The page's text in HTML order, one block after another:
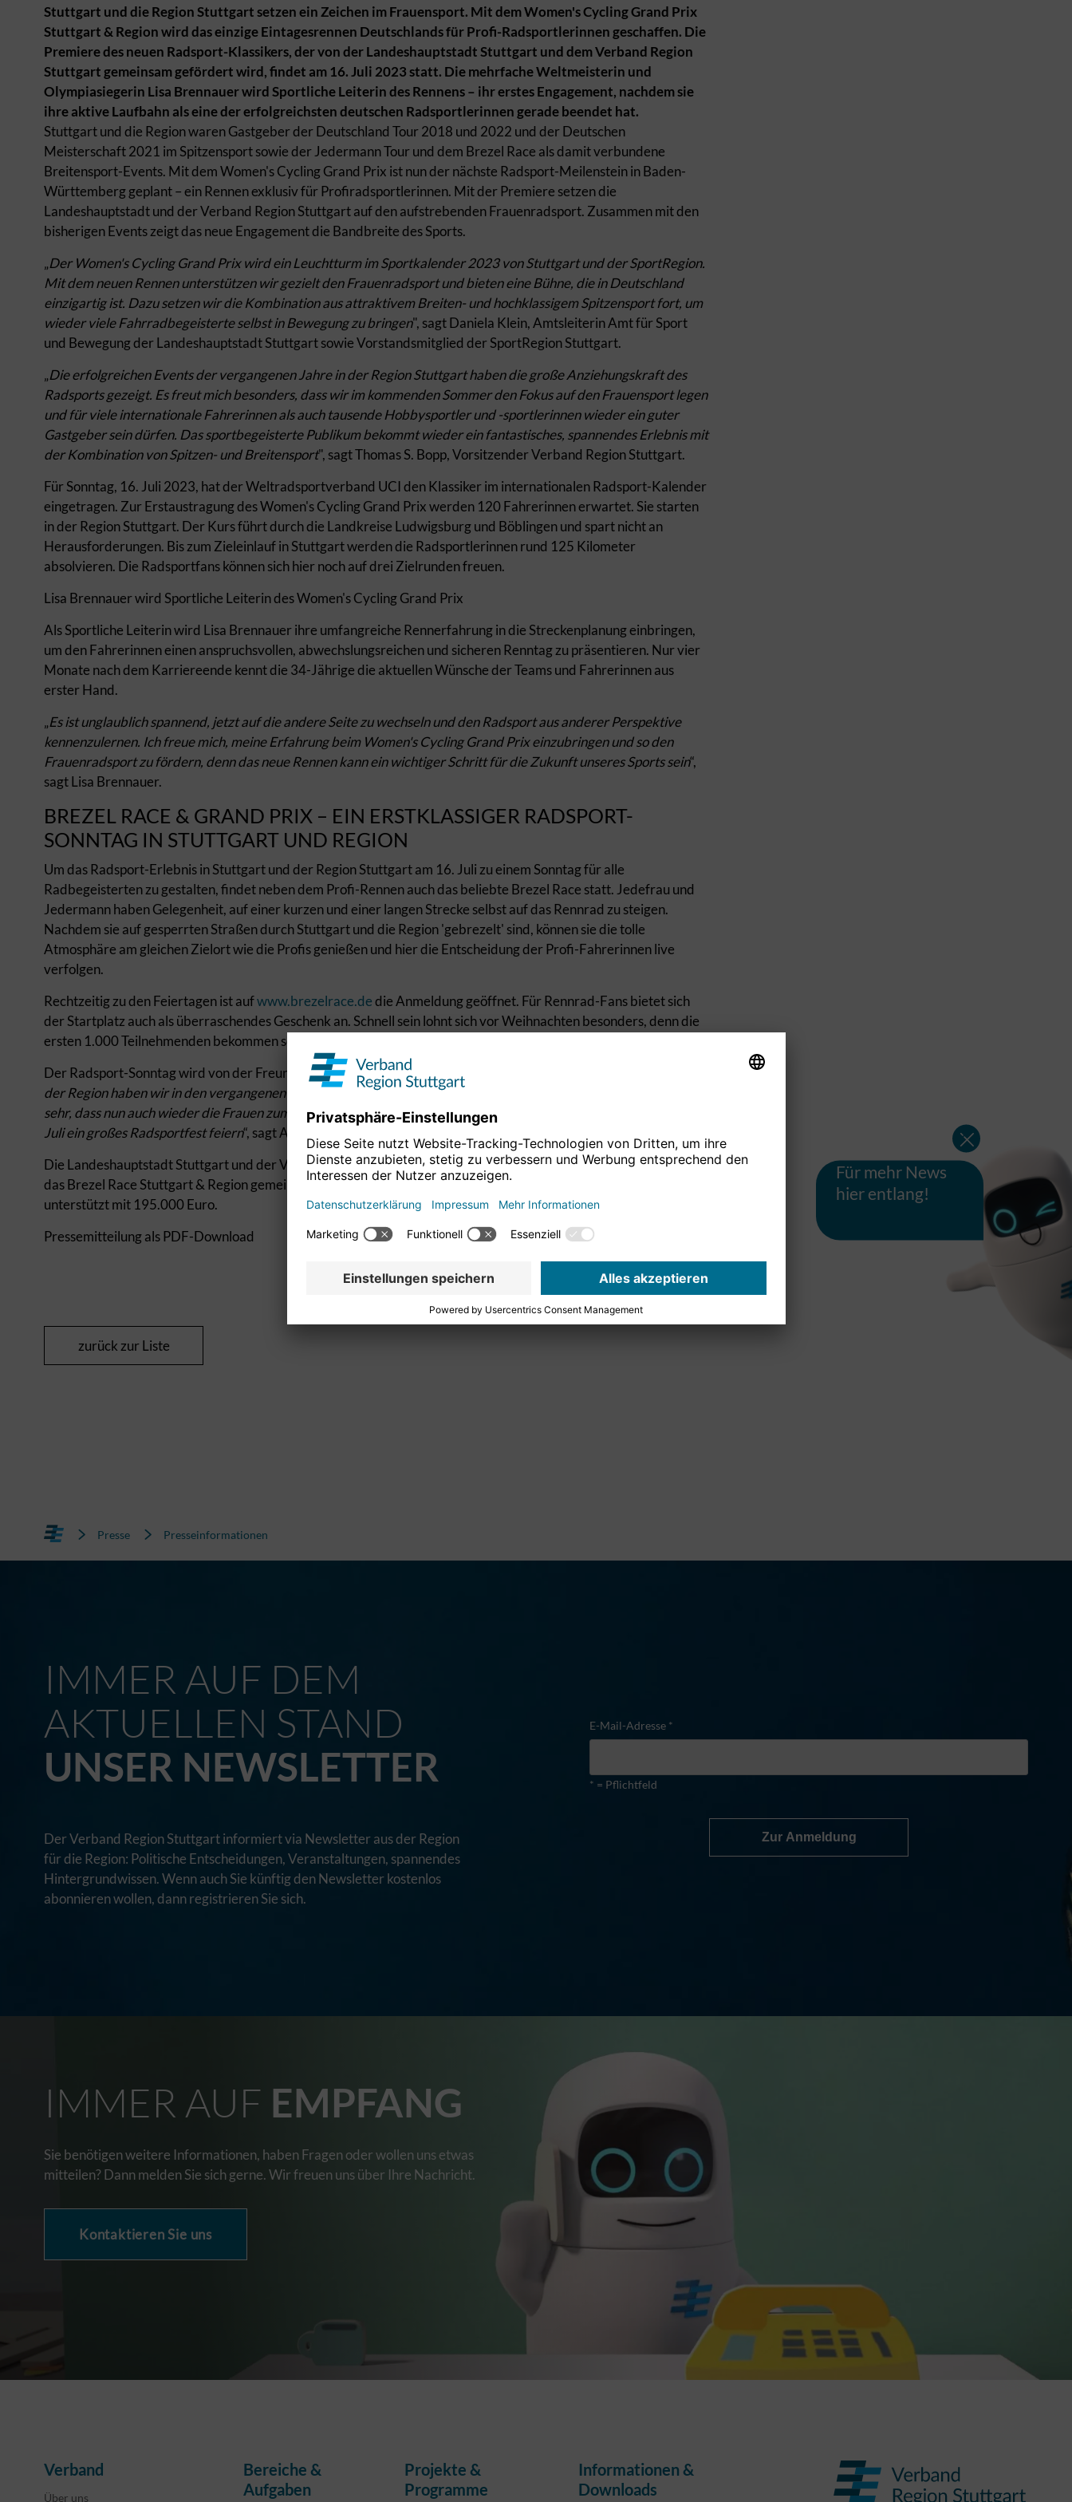
Stuttgart und die Region Stuttgart setzen ein Zeichen im Frauensport. Mit dem Women's Cycling Grand Prix
Stuttgart & Region wird das einzige Eintagesrennen Deutschlands für Profi-Radsportlerinnen geschaffen. Die
Premiere des neuen Radsport-Klassikers, der von der Landeshauptstadt Stuttgart und dem Verband Region
Stuttgart gemeinsam gefördert wird, findet am 16. Juli 2023 statt. Die mehrfache Weltmeisterin und
Olympiasiegerin Lisa Brennauer wird Sportliche Leiterin des Rennens – ihr erstes Engagement, nachdem sie
ihre aktive Laufbahn als eine der erfolgreichsten deutschen Radsportlerinnen gerade beendet hat.
Stuttgart und die Region waren Gastgeber der Deutschland Tour 2018 und 2022 und der Deutschen
Meisterschaft 2021 im Spitzensport sowie der Jedermann Tour und dem Brezel Race als damit verbundene
Breitensport-Events. Mit dem Women's Cycling Grand Prix ist nun der nächste Radsport-Meilenstein in Baden-
Württemberg geplant – ein Rennen exklusiv für Profiradsportlerinnen. Mit der Premiere setzen die
Landeshauptstadt und der Verband Region Stuttgart auf den aufstrebenden Frauenradsport. Zusammen mit den
bisherigen Events zeigt das neue Engagement die Bandbreite des Sports.
„Der Women's Cycling Grand Prix wird ein Leuchtturm im Sportkalender 2023 von Stuttgart und der SportRegion.
Mit dem neuen Rennen unterstützen wir gezielt den Frauenradsport und bieten eine Bühne, die in Deutschland
einzigartig ist. Dazusetzen wir die Kombination aus attraktivem Breiten- und hochklassigem Spitzensport fort, um
wieder viele Fahrradbegeisterte selbst in Bewegung zu bringen", sagt Daniela Klein, Amtsleiterin Amt für Sport
und Bewegung der Landeshauptstadt Stuttgart sowie Vorstandsmitglied der SportRegion Stuttgart.
„Die erfolgreichen Events der vergangenen Jahrein der Region Stuttgarthaben die große Anziehungskraft des
Radsports gezeigt. Es freut mich besonders, dass wir im kommenden Sommer den Fokus auf den Frauensport legen
und für viele internationale Fahrerinnen als auch tausende Hobbysportler und -sportlerinnen wieder ein guter
Gastgeber sein dürfen. Das sportbegeisterte Publikum bekommt wieder ein fantastisches, spannendes Erlebnis mit
der Kombination von Spitzen- und Breitensport", sagt Thomas S. Bopp, Vorsitzender Verband Region Stuttgart.
Für Sonntag, 16. Juli 2023, hat der Weltradsportverband UCI den Klassiker im internationalen Radsport-Kalender
eingetragen. Zur Erstaustragung des Women's Cycling Grand Prix werden 120 Fahrerinnen erwartet. Sie starten
in der Region Stuttgart. Der Kurs führt durch die Landkreise Ludwigsburg und Böblingen und spart nicht an
Herausforderungen. Bis zum Zieleinlauf in Stuttgart werden die Radsportlerinnen rund 125 Kilometer
absolvieren. Die Radsportfans können sich hier noch auf drei Zielrunden freuen.
Lisa Brennauer wird Sportliche Leiterin des Women's Cycling Grand Prix
Als Sportliche Leiterin wird Lisa Brennauer ihre umfangreiche Rennerfahrung in die Streckenplanung einbringen,
um den Fahrerinnen einen anspruchsvollen, abwechslungsreichen und sicheren Renntag zu präsentieren. Nur vier
Monate nach dem Karriereende kennt die 34-Jährige die aktuellen Wünsche der Teams und Fahrerinnen aus
erster Hand.
„Es ist unglaublich spannend, jetzt auf die andere Seite zu wechseln und den Radsport aus anderer Perspektive
kennenzulernen. Ich freue mich, meine Erfahrung beim Women's Cycling Grand Prix einzubringen und so den
Frauenradsport zu fördern, denn das neue Rennen kann ein wichtiger Schritt für die Zukunft unseres Sports sein“,
sagt Lisa Brennauer.
BREZEL RACE & GRAND PRIX – EIN ERSTKLASSIGER RADSPORT-
SONNTAG IN STUTTGART UND REGION
Um das Radsport-Erlebnis in Stuttgart und der Region Stuttgart am 16. Juli zu einem Sonntag für alle
Radbegeisterten zu gestalten, findet neben dem Profi-Rennen auch das beliebte Brezel Race statt. Jedefrau und
Jedermann haben Gelegenheit, auf einer kurzen und einer langen Strecke selbst auf das Rennrad zu steigen.
Nachdem sie auf gesperrten Straßen durch Stuttgart und die Region 'gebrezelt' sind, können sie die tolle
Atmosphäre am gleichen Zielort wie die Profis genießen und hier die Entscheidung der Profi-Fahrerinnen live
verfolgen.
Rechtzeitig zu den Feiertagen ist aufwww.brezelrace.dedie Anmeldung geöffnet. Für Rennrad-Fans bietet sich
der Startplatz auch als überraschendes Geschenk an. Schnell sein lohnt sich vor Weihnachten besonders, denn die
ersten 1.000 Teilnehmenden bekommen sogar ein Trikot gratis zu ihrem Startplatz.
Der Radsport-Sonntag wird von der Freunde Eventagentur veranstaltet. „
der Region haben wir in den vergangenen Jahren tolle Radsport-Events auf die Beine gestellt und es freut mich
sehr, dass nun auch wieder die Frauen zum Zug kommen. In Kombination mit dem Brezel Race werden wir am 16.
Juli ein großes Radsportfest feiern“, sagt Albrecht Röder, Geschäftsführer der Freunde Eventagentur.
Die Landeshauptstadt Stuttgart und der Verband Region Stuttgart fördern den Women’s Cycling Grand Prix und
das Brezel Race Stuttgart & Region gemeinsam. Die Stadt stellt dafür 390.000 Euro zur Verfügung, die Region
unterstützt mit 195.000 Euro.
Pressemitteilung als PDF-Download
zurück zur Liste
Für mehr News
hier entlang!
Presse Presseinformationen
IMMER AUF DEM
AKTUELLEN STAND
UNSER NEWSLETTER
Der Verband Region Stuttgart informiert via Newsletter aus der Region
für die Region: Politische Entscheidungen, Veranstaltungen, spannendes
Hintergrundwissen. Wenn auch Sie künftig den Newsletter kostenlos
abonnieren wollen, dann registrieren Sie sich.
E-Mail-Adresse *
* = Pflichtfeld
Zur Anmeldung
IMMER AUF EMPFANG
Sie benötigen weitere Informationen, haben Fragen oder wollen uns etwas
mitteilen? Dann melden Sie sich gerne. Wir freuen uns über Ihre Nachricht.
Kontaktieren Sie uns
Verband
Über uns
Bereiche &
Aufgaben
Projekte &
Programme
Informationen &
Downloads